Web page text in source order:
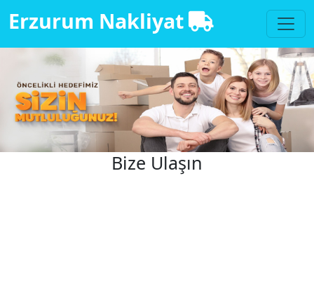
Erzurum Nakliyat
Bize Ulaşın